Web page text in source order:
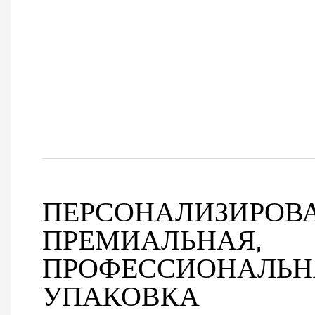
ПРЕМИАЛЬНАЯ,
УПАКОВКА